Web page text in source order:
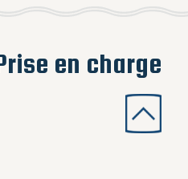
en charge